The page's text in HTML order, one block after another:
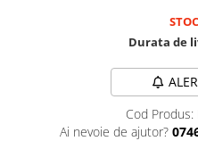
Pompe si Cilindri Hidraulici
Prese pentru arcuri
Redresoare,Roboti
Durata de
Cod Produs:
Ai nevoie de ajutor?